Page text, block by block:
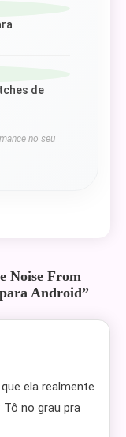
de
no seu
Noise From
Android”
ela realmente
Tô no grau pra